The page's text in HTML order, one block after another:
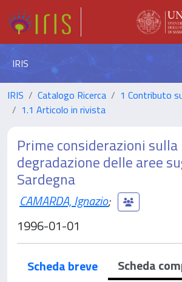
IRIS
IRIS Catalogo Ricerca
1 Contributo
1.1 Articolo in rivista
Prime considerazioni sulla
degradazione delle aree
Sardegna
CAMARDA, Ignazio;
1996-01-01
Scheda breve
Scheda